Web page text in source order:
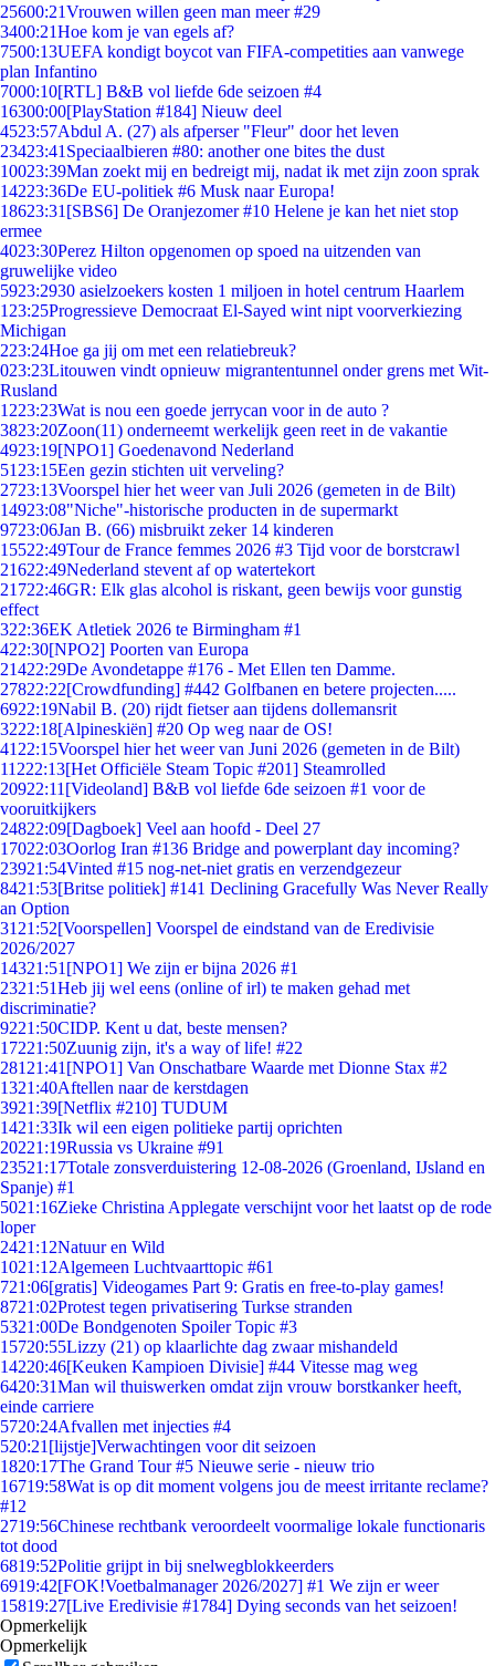
25600:21Vrouwen willen geen man meer #29
3400:21Hoe kom je van egels af?
7500:13UEFA kondigt boycot van FIFA-competities aan vanwege
plan Infantino
7000:10[RTL] B&B vol liefde 6de seizoen #4
16300:00[PlayStation #184] Nieuw deel
4523:57Abdul A. (27) als afperser "Fleur" door het leven
23423:41 Speciaalbieren #80: another one bites the dust
10023:39Man zoekt mij en bedreigt mij, nadat ik met zijn zoon sprak
14223:36De EU-politiek #6 Musk naar Europa!
18623:31 [SBS6] De Oranjezomer #10 Helene je kan het niet stop
ermee
4023:30Perez Hilton opgenomen op spoed na uitzenden van
gruwelijke video
5923:2930 asielzoekers kosten 1 miljoen in hotel centrum Haarlem
1 23:25Progressieve Democraat El-Sayed wint nipt voorverkiezing
Michigan
223:24Hoe ga jij om met een relatiebreuk?
023:23Litouwen vindt opnieuw migrantentunnel onder grens met Wit-
Rusland
1223:23Wat is nou een goede jerrycan voor in de auto ?
3823:20Zoon(11) onderneemt werkelijk geen reet in de vakantie
4923:19[NPO1] Goedenavond Nederland
51 23:15Een gezin stichten uit verveling?
2723:13Voorspel hier het weer van Juli 2026 (gemeten in de Bilt)
14923:08"Niche"-historische producten in de supermarkt
9723:06Jan B. (66) misbruikt zeker 14 kinderen
15522:49Tour de France femmes 2026 #3 Tijd voor de borstcrawl
21622:49Nederland stevent af op watertekort
21722:46GR: Elk glas alcohol is riskant, geen bewijs voor gunstig
effect
322:36EK Atletiek 2026 te Birmingham #1
422:30[NPO2] Poorten van Europa
21422:29De Avondetappe #176 - Met Ellen ten Damme.
27822:22[Crowdfunding] #442 Golfbanen en betere projecten.....
6922:19Nabil B. (20) rijdt fietser aan tijdens dollemansrit
3222:18[Alpineskiën] #20 Op weg naar de OS!
41 22:15Voorspel hier het weer van Juni 2026 (gemeten in de Bilt)
11222:13[Het Officiële Steam Topic #201] Steamrolled
20922:11 [Videoland] B&B vol liefde 6de seizoen #1 voor de
vooruitkijkers
24822:09[Dagboek] Veel aan hoofd - Deel 27
17022:03Oorlog Iran #136 Bridge and powerplant day incoming?
23921:54Vinted #15 nog-net-niet gratis en verzendgezeur
8421:53[Britse politiek] #141 Declining Gracefully Was Never Really
an Option
31 21:52[Voorspellen] Voorspel de eindstand van de Eredivisie
2026/2027
14321:51 [NPO1] We zijn er bijna 2026 #1
2321:51Heb jij wel eens (online of irl) te maken gehad met
discriminatie?
9221:50CIDP. Kent u dat, beste mensen?
17221:50Zuunig zijn, it's a way of life! #22
281 21:41 [NPO1] Van Onschatbare Waarde met Dionne Stax #2
1321:40Aftellen naar de kerstdagen
3921:39[Netflix #210] TUDUM
1421:33Ik wil een eigen politieke partij oprichten
20221:19Russia vs Ukraine #91
23521:17Totale zonsverduistering 12-08-2026 (Groenland, IJsland en
Spanje) #1
5021:16Zieke Christina Applegate verschijnt voor het laatst op de rode
loper
2421:12Natuur en Wild
1021:12Algemeen Luchtvaarttopic #61
721:06[gratis] Videogames Part 9: Gratis en free-to-play games!
8721:02Protest tegen privatisering Turkse stranden
5321:00De Bondgenoten Spoiler Topic #3
15720:55Lizzy (21) op klaarlichte dag zwaar mishandeld
14220:46[Keuken Kampioen Divisie] #44 Vitesse mag weg
6420:31Man wil thuiswerken omdat zijn vrouw borstkanker heeft,
einde carriere
5720:24Afvallen met injecties #4
520:21 [lijstje]Verwachtingen voor dit seizoen
1820:17The Grand Tour #5 Nieuwe serie - nieuw trio
16719:58Wat is op dit moment volgens jou de meest irritante reclame?
#12
2719:56Chinese rechtbank veroordeelt voormalige lokale functionaris
tot dood
6819:52Politie grijpt in bij snelwegblokkeerders
6919:42[FOK!Voetbalmanager 2026/2027] #1 We zijn er weer
15819:27[Live Eredivisie #1784] Dying seconds van het seizoen!
Opmerkelijk
Opmerkelijk